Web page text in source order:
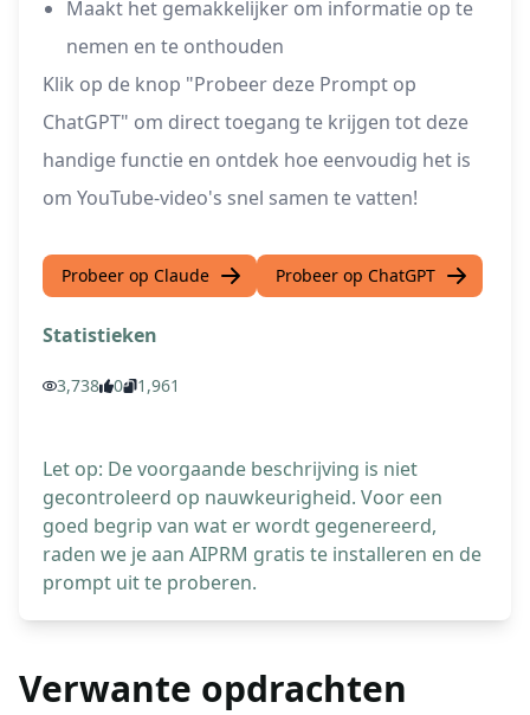
Maakt het gemakkelijker om informatie op te
nemen en te onthouden
Klik op de knop "Probeer deze Prompt op
ChatGPT" om direct toegang te krijgen tot deze
handige functie en ontdek hoe eenvoudig het is
om YouTube-video's snel samen te vatten!
Probeer op Claude Probeer op ChatGPT
Statistieken
3,738 0 1,961
Let op: De voorgaande beschrijving is niet
gecontroleerd op nauwkeurigheid. Voor een
goed begrip van wat er wordt gegenereerd,
raden we je aan AIPRM gratis te installeren en de
prompt uit te proberen.
Verwante opdrachten